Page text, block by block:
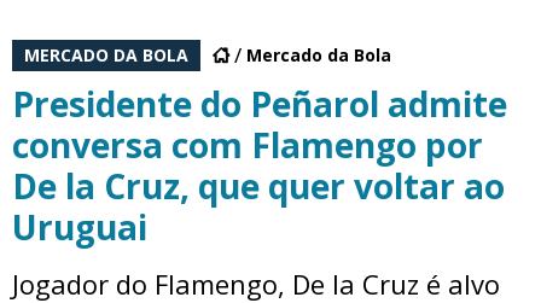
MERCADO DA BOLA Mercado da Bola
Presidente do Peñarol admite
conversa com Flamengo por
De la Cruz, que quer voltar ao
Uruguai
Jogador do Flamengo, De la Cruz é alvo